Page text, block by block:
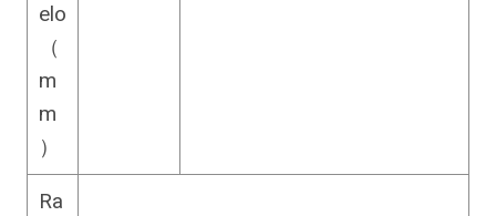
elo
（
m
m
）
Ra